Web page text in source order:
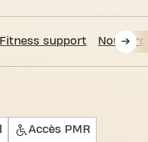
Fitness support Nous
Accès PMR